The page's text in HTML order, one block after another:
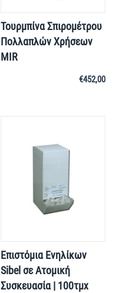
Τουρμπίνα Σπιρομέτρου
Πολλαπλών Χρήσεων
MIR
€452,00
Επιστόμια Ενηλίκων
Sibel σε Ατομική
Συσκευασία | 100τμχ